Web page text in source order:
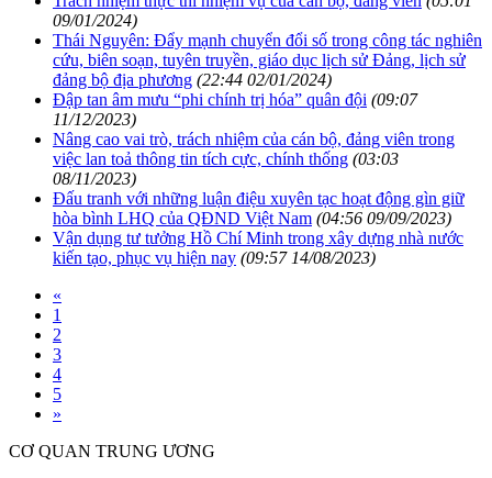
09/01/2024)
Thái Nguyên: Đẩy mạnh chuyển đổi số trong công tác nghiên
cứu, biên soạn, tuyên truyền, giáo dục lịch sử Đảng, lịch sử
đảng bộ địa phương (22:44 02/01/2024)
Đập tan âm mưu “phi chính trị hóa” quân đội (09:07
11/12/2023)
Nâng cao vai trò, trách nhiệm của cán bộ, đảng viên trong
việc lan toả thông tin tích cực, chính thống (03:03
08/11/2023)
Đấu tranh với những luận điệu xuyên tạc hoạt động gìn giữ
hòa bình LHQ của QĐND Việt Nam (04:56 09/09/2023)
Vận dụng tư tưởng Hồ Chí Minh trong xây dựng nhà nước
kiến tạo, phục vụ hiện nay (09:57 14/08/2023)
«
1
2
3
4
5
»
CƠ QUAN TRUNG ƯƠNG